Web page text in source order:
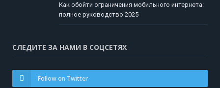
Как обойти ограничения мобильного интернета:
полное руководство 2025
СЛЕДИТЕ ЗА НАМИ В СОЦСЕТЯХ
Follow on Twitter